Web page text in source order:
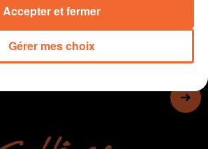
Gérer mes choix
Accepter et fermer